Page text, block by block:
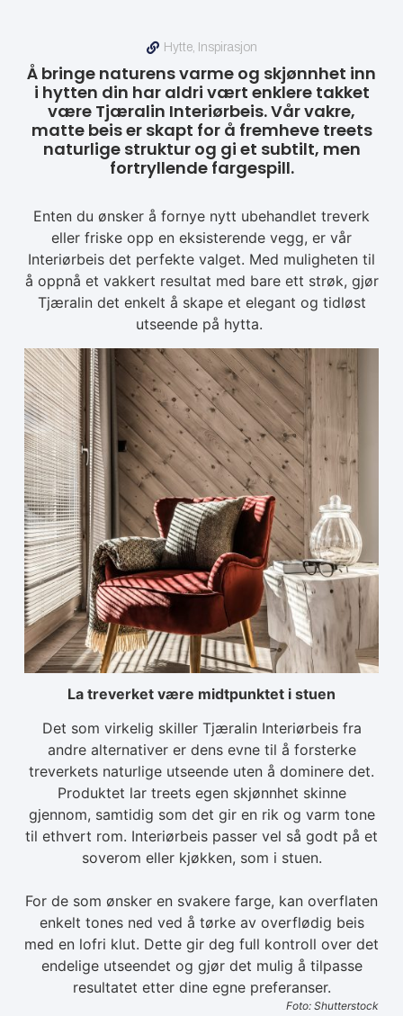
Hytte, Inspirasjon
Å bringe naturens varme og skjønnhet inn
i hytten din har aldri vært enklere takket
være Tjæralin Interiørbeis. Vår vakre,
matte beis er skapt for å fremheve treets
naturlige struktur og gi et subtilt, men
fortryllende fargespill.
Enten du ønsker å fornye nytt ubehandlet treverk
eller friske opp en eksisterende vegg, er vår
Interiørbeis det perfekte valget. Med muligheten til
å oppnå et vakkert resultat med bare ett strøk, gjør
Tjæralin det enkelt å skape et elegant og tidløst
utseende på hytta.
La treverket være midtpunktet i stuen
Det som virkelig skiller Tjæralin Interiørbeis fra
andre alternativer er dens evne til å forsterke
treverkets naturlige utseende uten å dominere det.
Produktet lar treets egen skjønnhet skinne
gjennom, samtidig som det gir en rik og varm tone
til ethvert rom. Interiørbeis passer vel så godt på et
soverom eller kjøkken, som i stuen.
For de som ønsker en svakere farge, kan overflaten
enkelt tones ned ved å tørke av overflødig beis
med en lofri klut. Dette gir deg full kontroll over det
endelige utseendet og gjør det mulig å tilpasse
resultatet etter dine egne preferanser.
Foto: Shutterstock